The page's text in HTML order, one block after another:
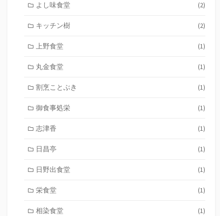
よし味食堂 (2)
キッチン樹 (2)
上野食堂 (1)
丸金食堂 (1)
割烹ことぶき (1)
御食事処栄 (1)
志津香 (1)
日昌亭 (1)
日野出食堂 (1)
栄食堂 (1)
相染食堂 (1)